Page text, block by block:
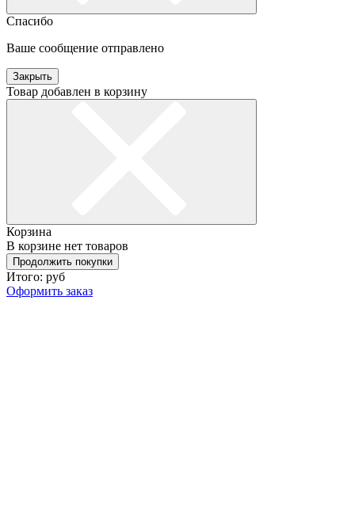
Спасибо
Ваше сообщение отправлено
Закрыть
Товар добавлен в корзину
Корзина
В корзине нет товаров
Продолжить покупки
Итого: руб
Оформить заказ